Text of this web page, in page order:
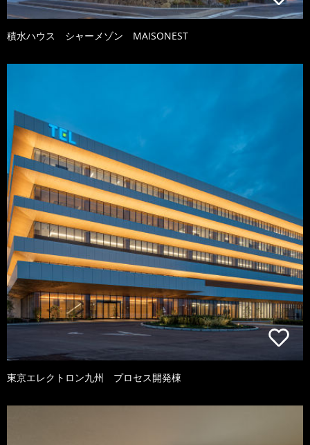
積水ハウス シャーメゾン MAISONEST
東京エレクトロン九州 プロセス開発棟